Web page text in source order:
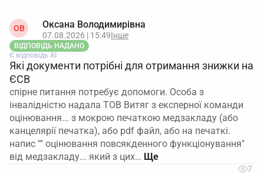
ОВ Оксана Володимирівна
07.08.2026 | 15:49Інше
ВІДПОВІДЬ НАДАНО
Є відповідь АІ
Які документи потрібні для отримання знижки на
ЄСВ
спірне питання потребує допомоги. Особа з
інвалідністю надала ТОВ Витяг з експерної команди
оцінювання... з мокрою печаткою медзакладу (або
канцелярії печатка), або pdf файл, або на печаткі.
напис "" оцінювання повсякденного функціонування"
від медзакладу... який з цих…
7